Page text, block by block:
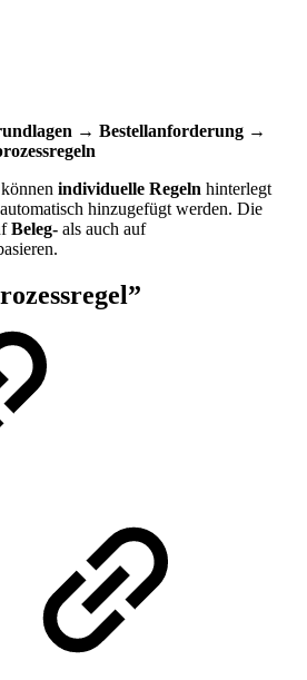
→ Bestellanforderung →
individuelle Regeln hinterlegt
hinzugefügt werden. Die
Beleg- als auch auf